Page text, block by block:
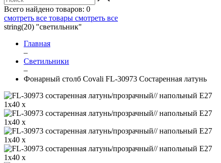
Всего найдено товаров: 0
смотреть все товары смотреть все
string(20) "светильник"
Главная
–
Светильники
–
Фонарный столб Covali FL-30973 Состаренная латунь